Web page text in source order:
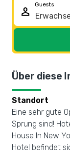
person
Guests
Über diese
Standort
Eine sehr gute
Sprung sind!
House In New
Hotel befindet